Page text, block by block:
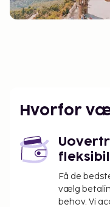
Hvorfor
Få de
vælg
behov. Vi